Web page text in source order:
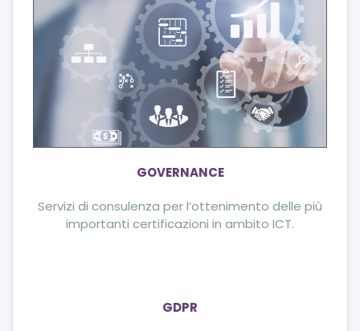
GOVERNANCE
Servizi di consulenza per l’ottenimento delle più
importanti certificazioni in ambito ICT.
GDPR